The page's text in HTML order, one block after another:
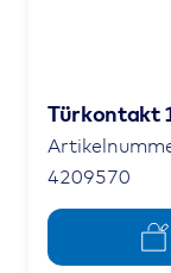
Türkontakt
4209570